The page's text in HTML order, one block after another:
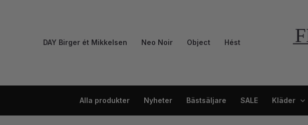
DAY Birger ét Mikkelsen Neo Noir Object Hést
Alla produkter Nyheter Bästsäljare SALE Kläder